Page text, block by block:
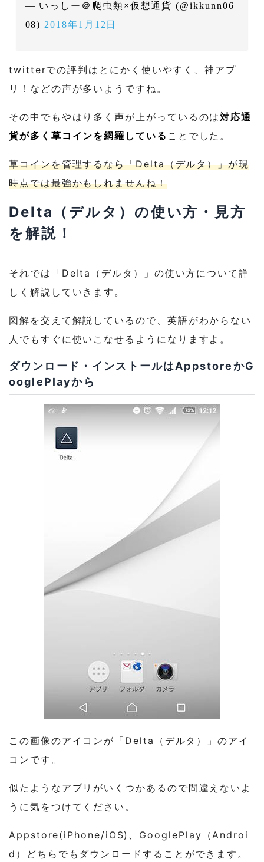
— いっしー＠爬虫類×仮想通貨 (@ikkunn06
08)2018年1月12日
twitterでの評判はとにかく使いやすく、神アプ
リ！などの声が多いようですね。
その中でもやはり多く声が上がっているのは対応通
貨が多く草コインを網羅している ことでした。
草コインを管理するなら「Delta（デルタ）」が現
時点では最強かもしれませんね！
Delta（デルタ）の使い方・見方
を解説！
それでは「Delta（デルタ）」の使い方について詳
しく解説していきます。
図解を交えて解説しているので、英語がわからない
人でもすぐに使いこなせるようになりますよ。
ダウンロード・インストールはAppstoreかG
ooglePlayから
この画像のアイコンが「Delta（デルタ）」のアイ
コンです。
似たようなアプリがいくつかあるので間違えないよ
うに気をつけてください。
Appstore(iPhone/iOS)、GooglePlay（Androi
d）どちらでもダウンロードすることができます。